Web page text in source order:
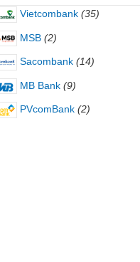
Vietcombank (35)
MSB (2)
Sacombank (14)
MB Bank (9)
PVcomBank (2)